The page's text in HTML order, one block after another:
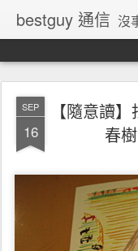
bestguy 通信 沒事
SEP
16
【隨意讀
春